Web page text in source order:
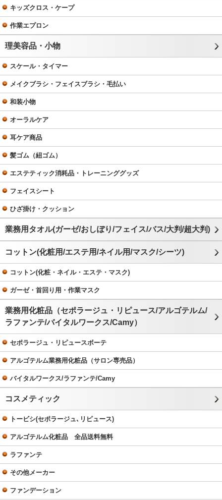
キッズクロス・ケープ
作業エプロン
理美容品・小物
スケール・タイマー
メイクブラシ・フェイスブラシ・毛払い
和装小物
オーラルケア
耳ケア商品
髪ゴム（紐ゴム）
エステティック消耗品・トレーニンググッズ
フェイスシート
ひざ掛け・クッション
業務用タオル(ガーゼ/おしぼり/フェイス/バス/大判/超大判)
コットン(化粧用/エステ用/ネイル用/マスク/シーツ)
コットン(化粧・ネイル・エステ・マスク)
ガーゼ・首回り用・作業マスク
業務用化粧品（セポラージュ・リピュース/アルゴテルム/
ラファンテ/バイタルワークス/Camy）
セポラージュ・リピュースボーテ
アルゴテルム業務用化粧品（サロン専売品）
バイタルワークス/ラファンテ/Camy
コスメティック
トービシ(セポラージュ､リピュース)
アルゴテルム化粧品 全品送料無料
ラファンテ
その他メーカー
ファンデーション